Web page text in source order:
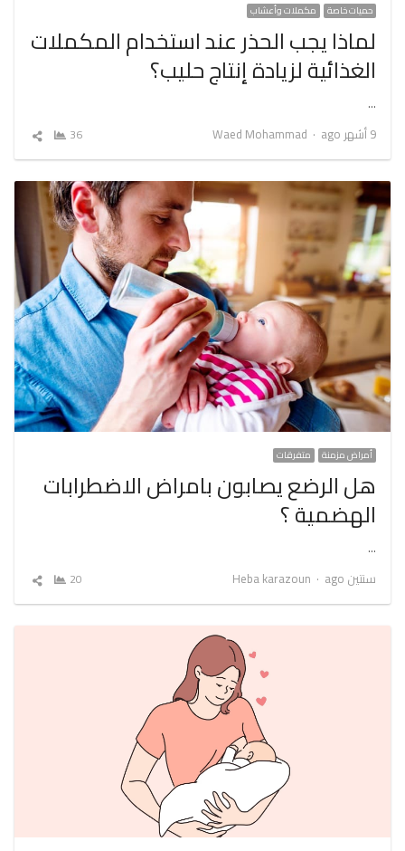
حميات خاصة مكملات وأعشاب
لماذا يجب الحذر عند استخدام المكملات
الغذائية لزيادة إنتاج حليب؟
…
9 أشهر ago
Author
Waed Mohammad
36
شارك
أمراض مزمنة متفرقات
هل الرضع يصابون بامراض الاضطرابات
الهضمية ؟
…
سنتين ago
Author
Heba karazoun
20
شارك